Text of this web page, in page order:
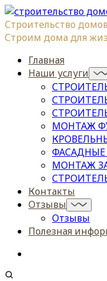
Строительство
Строим дома для
Главная
Наши услуги
МОНТАЖ
ФАСАДНЫЕ
МОНТАЖ
Контакты
Отзывы
Отзывы
Полезная